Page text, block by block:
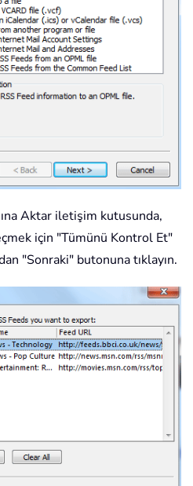
Aktar iletişim kutusunda,
için "Tümünü Kontrol Et"
"Sonraki" butonuna tıklayın.